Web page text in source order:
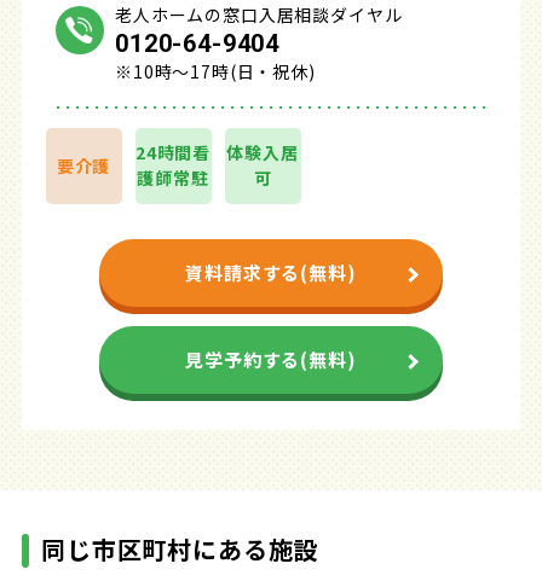
老人ホームの窓口入居相談ダイヤル
0120-64-9404
※10時～17時(日・祝休)
要介護
24時間看
護師常駐
体験入居
可
資料請求する(無料)
見学予約する(無料)
同じ市区町村にある施設